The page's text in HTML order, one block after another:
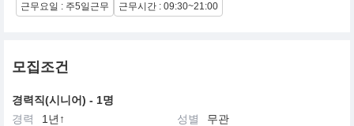
다.
1992년 Hiking Shoes의 론칭을 시작으로 1998년 Trail Running
운틴 스포츠의 진보를 가져왔다.
근무요일 : 주5일근무
근무시간 : 09:30~21:00
모집조건
경력직(시니어) - 1명
경력
1년↑ 성별
무관